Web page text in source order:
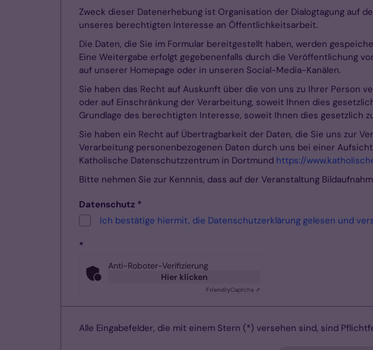
Zweck dieser Datenerhebung ist Organisation der Dialogtagung auf
unseres berechtigten Interesse an Öffentlichkeitsarbeit.
Die Daten, die Sie im Formular bereitgestellt haben, werden
Eine Weitergabe erfolgt gegebenenfalls durch die Veröffentlichung
auf unserer Homepage oder in unseren Social-Media-Kanälen.
Sie haben das Recht auf Auskunft über die von uns zu Ihrer Person
oder auf Einschränkung der Verarbeitung, soweit Ihnen dies
Grundlage des berechtigten Interesse, soweit Ihnen dies gesetzlich
Sie haben ein Recht auf Übertragbarkeit der Daten, die Sie uns zur
Verarbeitung personenbezogenen Daten durch uns bei einer
Katholische Datenschutzzentrum in Dortmund https://
Bitte nehmen Sie zur Kennnis, dass auf der Veranstaltung
Datenschutz *
Ich bestätige hiermit, die Datenschutzerklärung gelesen und
*
Anti-Roboter-Verifizierung
Hier klicken
FriendlyCaptcha ⇗
Alle Eingabefelder, die mit einem Stern (*) versehen sind, sind